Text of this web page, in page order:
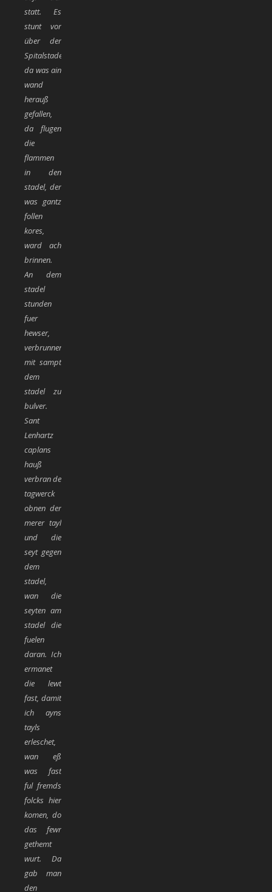
statt. Es
stunt vor
über der
Spitalstadel,
da was ain
wand
herauß
gefallen,
da flugen
die
flammen
in den
stadel, der
was gantz
follen
kores,
ward ach
brinnen.
An dem
stadel
stunden
fuer
hewser,
verbrunnen
mit sampt
dem
stadel zu
bulver.
Sant
Lenhartz
caplans
hauß
verbran de
tagwerck
obnen der
merer tayl
und die
seyt gegen
dem
stadel,
wan die
seyten am
stadel die
fuelen
daran. Ich
ermanet
die lewt
fast, damit
ich ayns
tayls
erleschet,
wan eß
was fast
ful fremds
folcks hier
komen, do
das fewr
gethemt
wurt. Da
gab man
den